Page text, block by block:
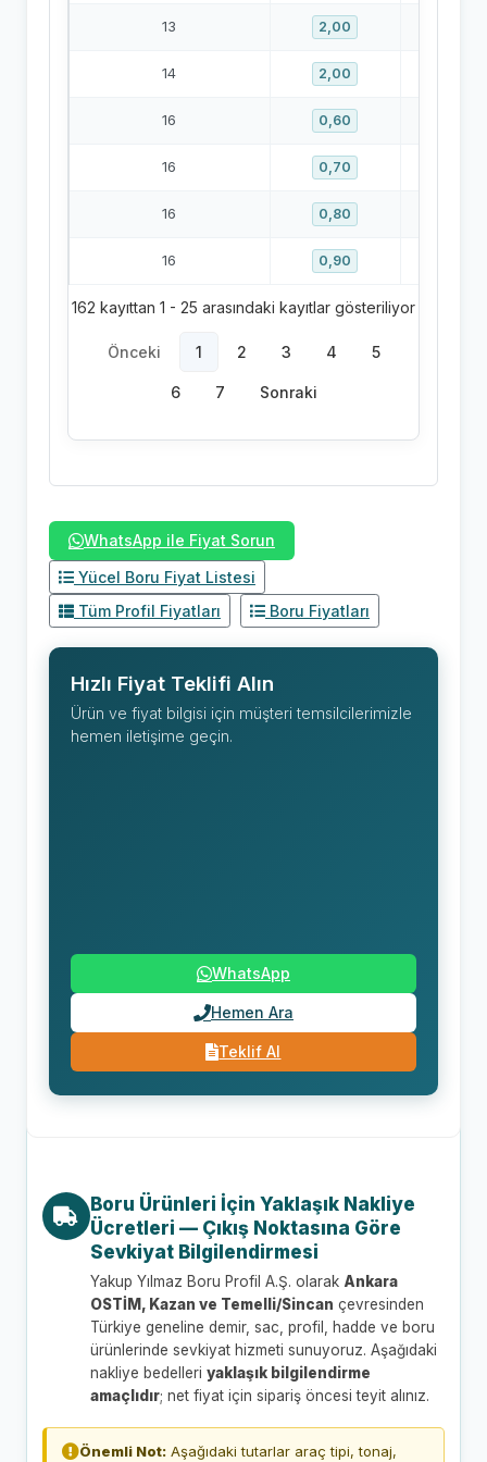
13 2,00
14 2,00
16 0,60
16 0,70
16 0,80
16 0,90
162 kayıttan 1 - 25 arasındaki kayıtlar gösteriliyor
Önceki 1 2 3 4 5
6 7 Sonraki
WhatsApp ile Fiyat Sorun
Yücel Boru Fiyat Listesi
Tüm Profil Fiyatları
Boru Fiyatları
Hızlı Fiyat Teklifi Alın
Ürün ve fiyat bilgisi için müşteri temsilcilerimizle
hemen iletişime geçin.
WhatsApp
Hemen Ara
Teklif Al
Boru Ürünleri İçin Yaklaşık Nakliye
Ücretleri — Çıkış Noktasına Göre
Sevkiyat Bilgilendirmesi
Yakup Yılmaz Boru Profil A.Ş. olarak Ankara
OSTİM, Kazan ve Temelli/Sincan çevresinden
Türkiye geneline demir, sac, profil, hadde ve boru
ürünlerinde sevkiyat hizmeti sunuyoruz. Aşağıdaki
nakliye bedelleri yaklaşık bilgilendirme
amaçlıdır; net fiyat için sipariş öncesi teyit alınız.
Önemli Not:Aşağıdaki tutarlar araç tipi, tonaj,